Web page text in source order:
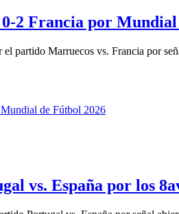
2 Francia por Mundial
partido Marruecos vs. Francia por
vs. España por los